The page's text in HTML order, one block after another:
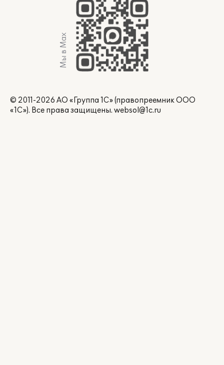
Мы в Max
© 2011-2026 АО «Группа 1С» (правопреемник ООО
«1С»). Все права защищены. websol@1c.ru